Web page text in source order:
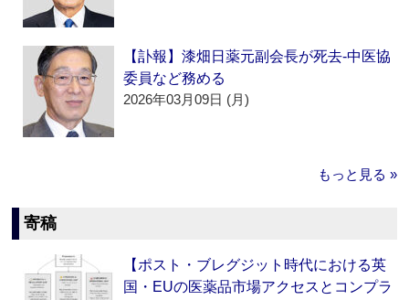
【訃報】漆畑日薬元副会長が死去‐中医協
委員など務める
2026年03月09日 (月)
もっと見る »
寄稿
【ポスト・ブレグジット時代における英
国・EUの医薬品市場アクセスとコンプラ